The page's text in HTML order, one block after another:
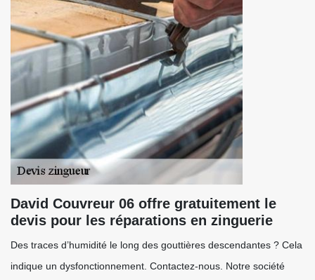
David Couvreur 06 offre gratuitement le
devis pour les réparations en zinguerie
Des traces d’humidité le long des gouttières descendantes ? Cela
indique un dysfonctionnement. Contactez-nous. Notre société